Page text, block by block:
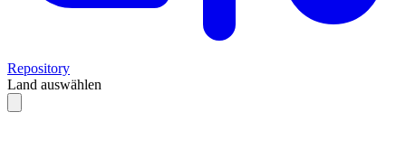
Repository
Land auswählen